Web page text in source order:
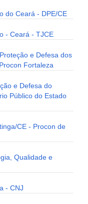
do Ceará - DPE/CE
- Ceará - TJCE
e Defesa dos
Fortaleza
e Defesa do
Público do Estado
CE - Procon de
Qualidade e
- CNJ